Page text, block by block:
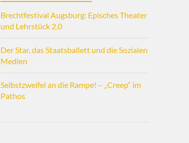
Brechtfestival Augsburg: Episches Theater
und Lehrstück 2.0
Der Star, das Staatsballett und die Sozialen
Medien
Selbstzweifel an die Rampe! – „Creep“ im
Pathos